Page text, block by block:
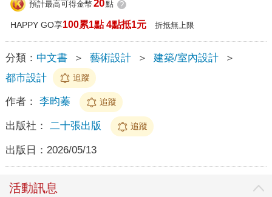
預計最高可得金幣 20點 ?
HAPPY GO享100累1點 4點抵1元 折抵無上限
分類： 中文書 ＞ 藝術設計 ＞ 建築/室內設計
＞
都市設計
追蹤
作者： 李昀蓁 追蹤
出版社： 二十張出版 追蹤
出版日： 2026/05/13
活動訊息